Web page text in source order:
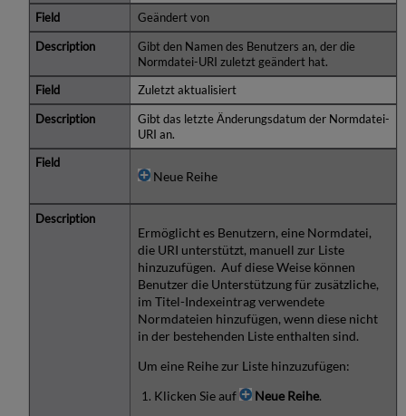
Geändert von
Gibt den Namen des Benutzers an, der die
Normdatei-URI zuletzt geändert hat.
Zuletzt aktualisiert
Gibt das letzte Änderungsdatum der Normdatei-
URI an.
Neue Reihe
Ermöglicht es Benutzern, eine Normdatei,
die URI unterstützt, manuell zur Liste
hinzuzufügen. Auf diese Weise können
Benutzer die Unterstützung für zusätzliche,
im Titel-Indexeintrag verwendete
Normdateien hinzufügen, wenn diese nicht
in der bestehenden Liste enthalten sind.
Um eine Reihe zur Liste hinzuzufügen:
Klicken Sie auf
Neue Reihe.